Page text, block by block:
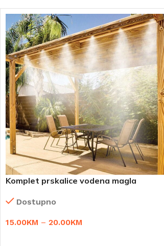
Komplet prskalice vodena magla
Dostupno
15.00KM – 20.00KM